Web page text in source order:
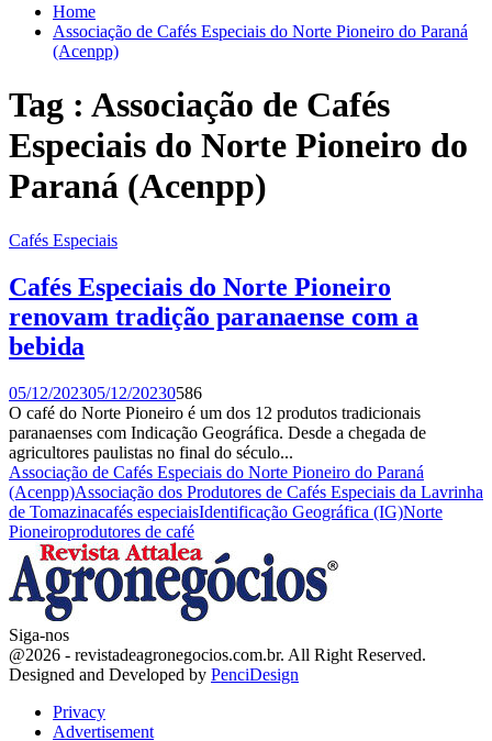
Home
Associação de Cafés Especiais do Norte Pioneiro do Paraná
(Acenpp)
Tag : Associação de Cafés
Especiais do Norte Pioneiro do
Paraná (Acenpp)
Cafés Especiais
Cafés Especiais do Norte Pioneiro
renovam tradição paranaense com a
bebida
05/12/202305/12/20230586
O café do Norte Pioneiro é um dos 12 produtos tradicionais
paranaenses com Indicação Geográfica. Desde a chegada de
agricultores paulistas no final do século...
Associação de Cafés Especiais do Norte Pioneiro do Paraná
(Acenpp)Associação dos Produtores de Cafés Especiais da Lavrinha
de Tomazinacafés especiaisIdentificação Geográfica (IG)Norte
Pioneiroprodutores de café
Siga-nos
Facebook
Twitter
Instagram
Linkedin
Youtube
Email
@2026 - revistadeagronegocios.com.br. All Right Reserved.
Designed and Developed by PenciDesign
Privacy
Advertisement